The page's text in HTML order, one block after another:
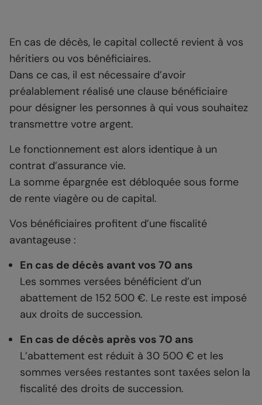
En cas de décès, le capital collecté revient à vos
héritiers ou vos bénéficiaires.
Dans ce cas, il est nécessaire d’avoir
préalablement réalisé une clause bénéficiaire
pour désigner les personnes à qui vous souhaitez
transmettre votre argent.
Le fonctionnement est alors identique à un
contrat d’assurance vie.
La somme épargnée est débloquée sous forme
de rente viagère ou de capital.
Vos bénéficiaires profitent d’une fiscalité
avantageuse :
En cas de décès avant vos 70 ans
Les sommes versées bénéficient d’un
abattement de 152 500 €. Le reste est imposé
aux droits de succession.
En cas de décès après vos 70 ans
L’abattement est réduit à 30 500 € et les
sommes versées restantes sont taxées selon la
fiscalité des droits de succession.